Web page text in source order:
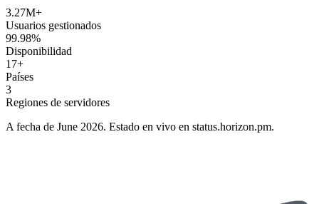
3.27M+
Usuarios gestionados
99.98%
Disponibilidad
17+
Países
3
Regiones de servidores
A fecha de June 2026. Estado en vivo en status.horizon.pm.